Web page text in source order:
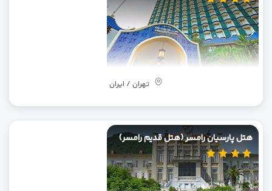
تهران / ایران
هتل پارسیان رامسر (هتل قدیم رامسر)